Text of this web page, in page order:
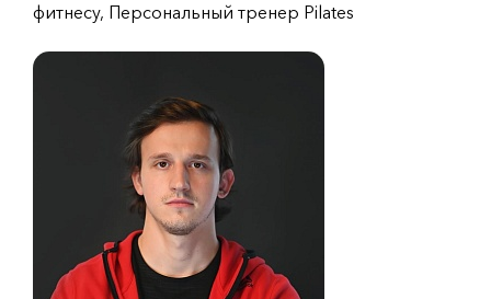
фитнесу, Персональный тренер Pilates